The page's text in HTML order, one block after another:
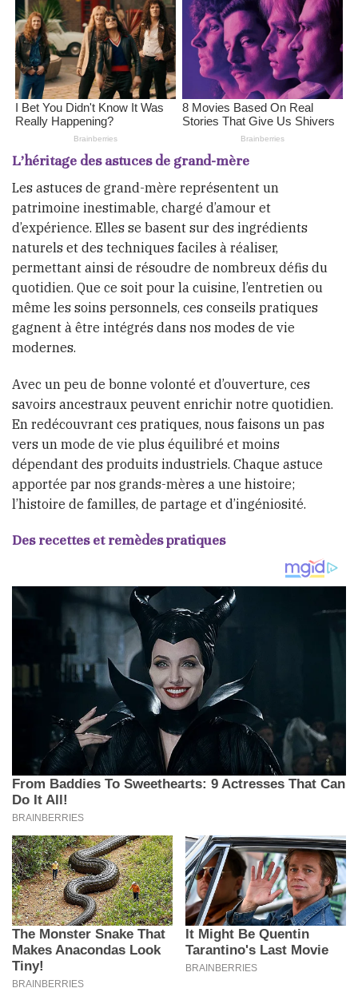
L’héritage des astuces de grand-mère
Les astuces de grand-mère représentent un
patrimoine inestimable, chargé d’amour et
d’expérience. Elles se basent sur des ingrédients
naturels et des techniques faciles à réaliser,
permettant ainsi de résoudre de nombreux défis du
quotidien. Que ce soit pour la cuisine, l’entretien ou
même les soins personnels, ces conseils pratiques
gagnent à être intégrés dans nos modes de vie
modernes.
Avec un peu de bonne volonté et d’ouverture, ces
savoirs ancestraux peuvent enrichir notre quotidien.
En redécouvrant ces pratiques, nous faisons un pas
vers un mode de vie plus équilibré et moins
dépendant des produits industriels. Chaque astuce
apportée par nos grands-mères a une histoire;
l’histoire de familles, de partage et d’ingéniosité.
Des recettes et remèdes pratiques